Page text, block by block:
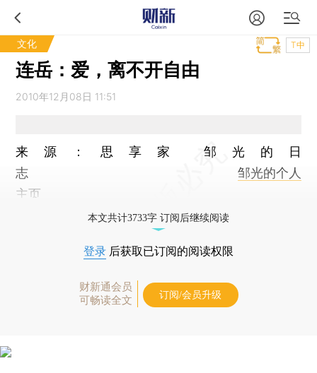
文化 T中
连岳：爱，离不开自由
2010年12月08日 11:51
来源：思享家 邹光的日
志 邹光的个人
主页
本文共计3733字 订阅后继续阅读
登录 后获取已订阅的阅读权限
财新通会员
可畅读全文
订阅/会员升级